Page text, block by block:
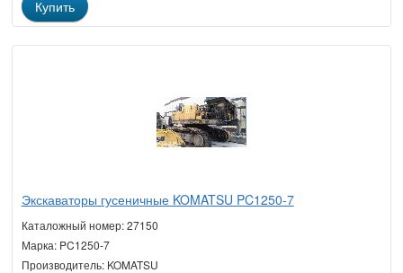
Купить
Экскаваторы гусеничные KOMATSU PC1250-7
Каталожный номер: 27150
Марка: PC1250-7
Производитель: KOMATSU